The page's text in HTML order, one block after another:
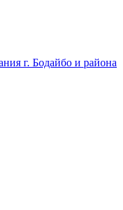
г. Бодайбо и района